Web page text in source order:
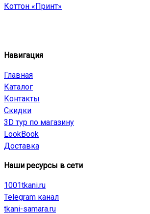
Коттон «Принт»
Навигация
Главная
Каталог
Контакты
Скидки
3D тур по магазину
LookBook
Доставка
Наши ресурсы в сети
1001tkani.ru
Telegram канал
tkani-samara.ru